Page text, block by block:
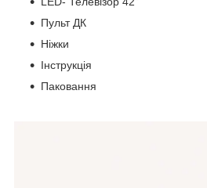
Пульт ДК
Ніжки
Інструкція
Паковання